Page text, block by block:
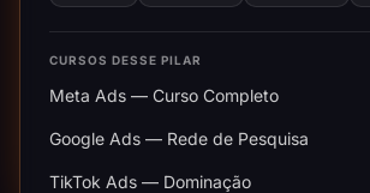
CURSOS DESSE PILAR
Meta Ads — Curso Completo
Google Ads — Rede de Pesquisa
TikTok Ads — Dominação